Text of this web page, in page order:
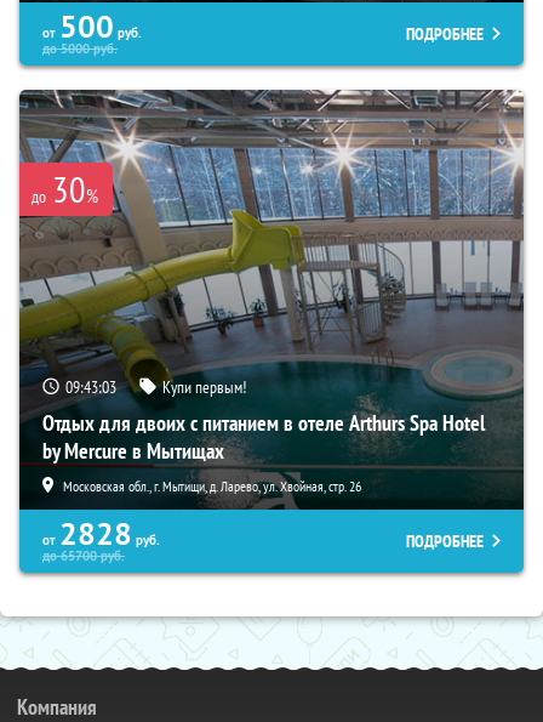
от 500 руб.
до5000руб.
ПОДРОБНЕЕ
до 30%
09:43:02 Купи первым!
Отдых для двоих с питанием в отеле Arthurs Spa Hotel
by Mercure в Мытищах
Московская обл., г. Мытищи, д. Ларево, ул. Хвойная, стр. 26
от 2828 руб.
до65700руб.
ПОДРОБНЕЕ
Компания